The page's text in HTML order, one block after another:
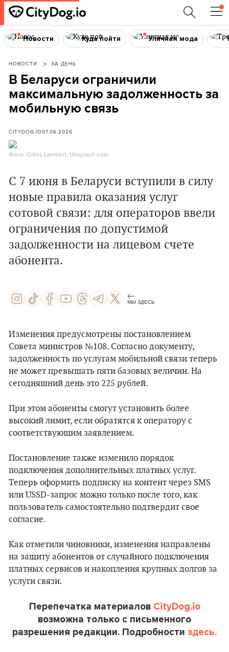
Новости Куда пойти Уличная мода
НОВОСТИ ЗА ДЕНЬ
В Беларуси ограничили
максимальную задолженность за
мобильную связь
CITYDOG.IO07.06.2026
Фото: Gilles Lambert, Unsplash.com.
С 7 июня в Беларуси вступили в силу
новые правила оказания услуг
сотовой связи: для операторов ввели
ограничения по допустимой
задолженности на лицевом счете
абонента.
МЫ ЗДЕСЬ
Изменения предусмотрены постановлением
Совета министров №108. Согласно документу,
задолженность по услугам мобильной связи теперь
не может превышать пяти базовых величин. На
сегодняшний день это 225 рублей.
При этом абоненты смогут установить более
высокий лимит, если обратятся к оператору с
соответствующим заявлением.
Постановление также изменило порядок
подключения дополнительных платных услуг.
Теперь оформить подписку на контент через SMS
или USSD-запрос можно только после того, как
пользователь самостоятельно подтвердит свое
согласие.
Как отметили чиновники, изменения направлены
на защиту абонентов от случайного подключения
платных сервисов и накопления крупных долгов за
услуги связи.
Перепечатка материалов CityDog.io
возможна только с письменного
разрешения редакции. Подробности здесь.